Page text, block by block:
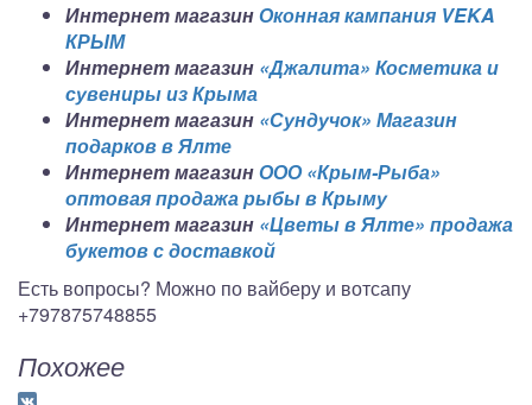
Интернет магазинОконная кампания VEKA
КРЫМ
Интернет магазин «Джалита» Косметика и
сувениры из Крыма
Интернет магазин «Сундучок» Магазин
подарков в Ялте
Интернет магазинООО «Крым-Рыба»
оптовая продажа рыбы в Крыму
Интернет магазин «Цветы в Ялте» продажа
букетов с доставкой
Есть вопросы? Можно по вайберу и вотсапу
+797875748855
Похожее